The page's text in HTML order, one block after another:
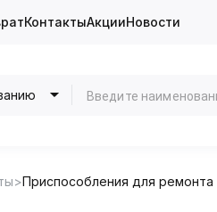
КонтактыАкцииНовости
Приспособления для